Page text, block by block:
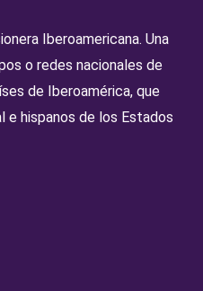
Iberoamericana. Una
o redes nacionales de
de Iberoamérica, que
e hispanos de los Estados